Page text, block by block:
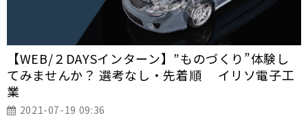
【WEB/２DAYSインターン】”ものづくり”体験し
てみませんか？ 選考なし・先着順 イリソ電子工
業
2021-07-19 09:36